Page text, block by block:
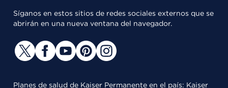
Síganos en estos sitios de redes sociales externos que se
abrirán en una nueva ventana del navegador.
Planes de salud de Kaiser Permanente en el país: Kaiser